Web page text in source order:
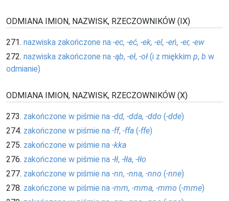
ODMIANA IMION, NAZWISK, RZECZOWNIKÓW (IX)
271. nazwiska zakończone na -ec, -eć, -ek, -el, -eń, -er, -ew
272. nazwiska zakończone na -ąb, -eł, -oł(i z miękkim p, b w
odmianie)
ODMIANA IMION, NAZWISK, RZECZOWNIKÓW (X)
273. zakończone w piśmie na -dd, -dda, -ddo (-dde)
274. zakończone w piśmie na -ff, -ffa (-ffe)
275. zakończone w piśmie na -kka
276. zakończone w piśmie na -łł, -łła, -łło
277. zakończone w piśmie na -nn, -nna, -nno (-nne)
278. zakończone w piśmie na -mm, -mma, -mmo (-mme)